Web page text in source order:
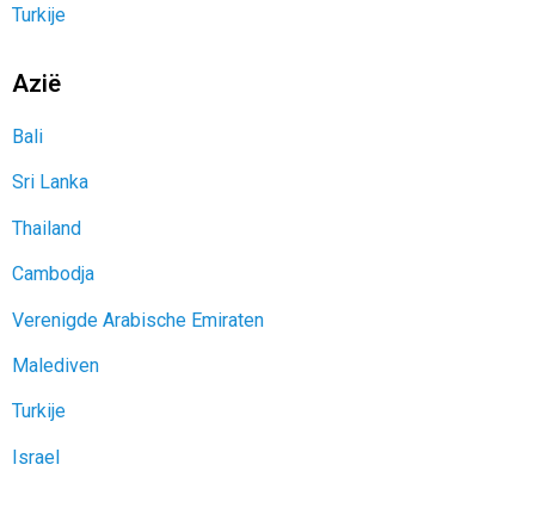
Turkije
Azië
Bali
Sri Lanka
Thailand
Cambodja
Verenigde Arabische Emiraten
Malediven
Turkije
Israel